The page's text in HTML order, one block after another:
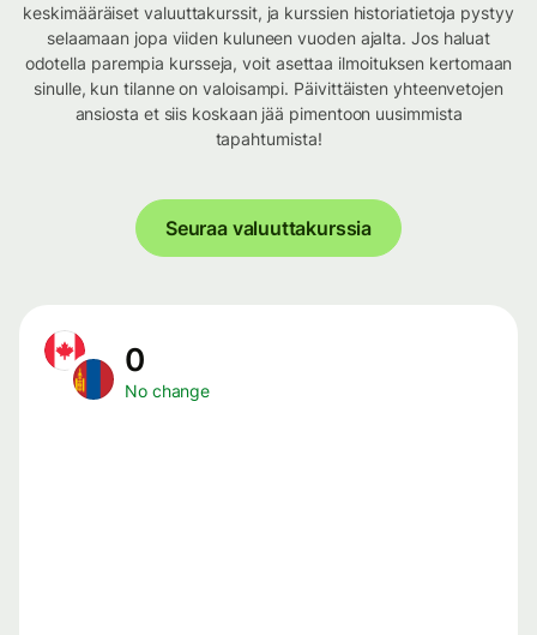
keskimääräiset valuuttakurssit, ja kurssien historiatietoja pystyy
selaamaan jopa viiden kuluneen vuoden ajalta. Jos haluat
odotella parempia kursseja, voit asettaa ilmoituksen kertomaan
sinulle, kun tilanne on valoisampi. Päivittäisten yhteenvetojen
ansiosta et siis koskaan jää pimentoon uusimmista
tapahtumista!
Seuraa valuuttakurssia
0
No change